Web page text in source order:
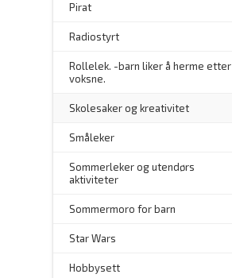
Pirat
Radiostyrt
Rollelek. -barn liker å herme etter
voksne.
Skolesaker og kreativitet
Småleker
Sommerleker og utendørs
aktiviteter
Sommermoro for barn
Star Wars
Hobbysett